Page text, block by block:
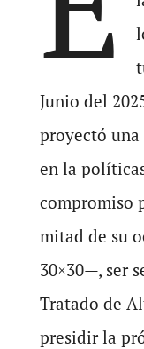
Junio del
proyectó
en la
compromiso
mitad de su
30×30—, ser
Tratado de
presidir la